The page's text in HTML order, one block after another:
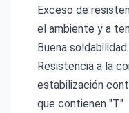
Exceso de
el ambiente y a
Buena
Resistencia a la
estabilización
que contienen "T"